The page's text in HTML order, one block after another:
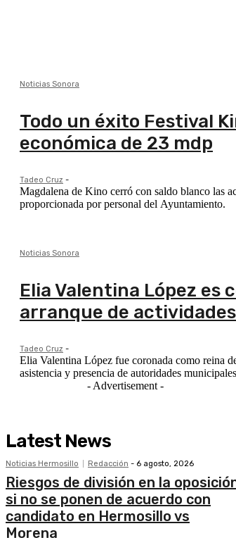
Noticias Sonora
Todo un éxito Festival
económica de 23 mdp
Tadeo Cruz -
Magdalena de Kino cerró con saldo blanco las
proporcionada por personal del Ayuntamiento.
Noticias Sonora
Elia Valentina López es
arranque de
Tadeo Cruz -
Elia Valentina López fue coronada como reina
asistencia y presencia de autoridades
- Advertisement -
Latest News
Noticias Hermosillo Redacción - 6 agosto, 2026
Riesgos de división en la
si no se ponen de acuerdo con
candidato en Hermosillo vs
Morena